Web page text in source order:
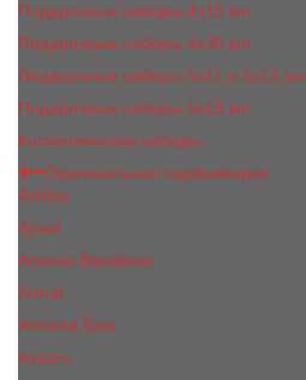
Подарочные наборы 4x15 мл
Подарочные наборы 4x30 мл
Подарочные наборы 5x11 и 5х12 мл
Подарочные наборы 5x15 мл
Косметические наборы
Оригинальная парфюмерия
Adidas
Ajmal
Antonio Banderas
Armaf
Armand Basi
Azzaro